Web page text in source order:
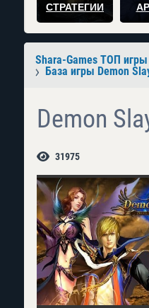
СТРАТЕГИИ
Shara-Games ТОП игры
База игры Demon
Demon
31975